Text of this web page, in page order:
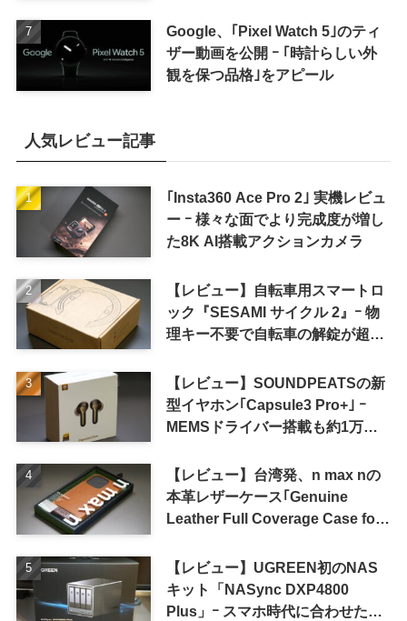
Google、｢Pixel Watch 5｣のティ
ザー動画を公開 ｰ ｢時計らしい外
観を保つ品格｣をアピール
人気レビュー記事
｢Insta360 Ace Pro 2｣ 実機レビュ
ー ｰ 様々な面でより完成度が増し
た8K AI搭載アクションカメラ
【レビュー】自転車用スマートロ
ック『SESAMI サイクル 2』ｰ 物
理キー不要で自転車の解錠が超簡
【レビュー】SOUNDPEATSの新
型イヤホン｢Capsule3 Pro+｣ ｰ
MEMSドライバー搭載も約1万円
【レビュー】台湾発、n max nの
本革レザーケース｢Genuine
Leather Full Coverage Case for
【レビュー】UGREEN初のNAS
キット「NASync DXP4800
Plus」ｰ スマホ時代に合わせた設